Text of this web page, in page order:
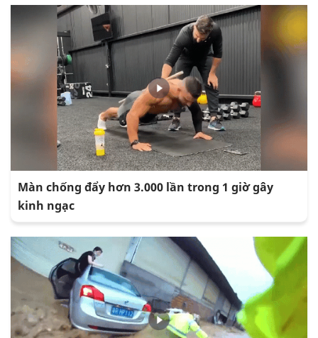
Màn chống đẩy hơn 3.000 lần trong 1 giờ gây
kinh ngạc